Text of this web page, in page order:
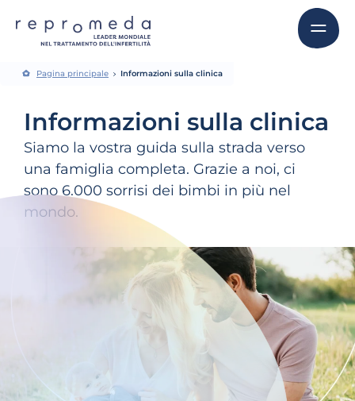
Pagina principale Informazioni sulla clinica
Informazioni sulla clinica
Siamo la vostra guida sulla strada verso
una famiglia completa. Grazie a noi, ci
sono 6.000 sorrisi dei bimbi in più nel
mondo.